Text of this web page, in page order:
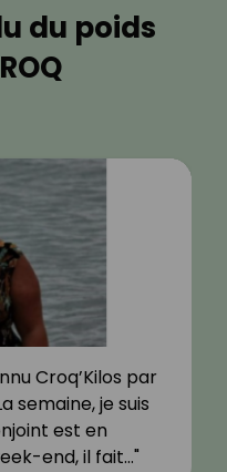
du poids
Croq’Kilos par
semaine, je suis
est en
end, il fait…"